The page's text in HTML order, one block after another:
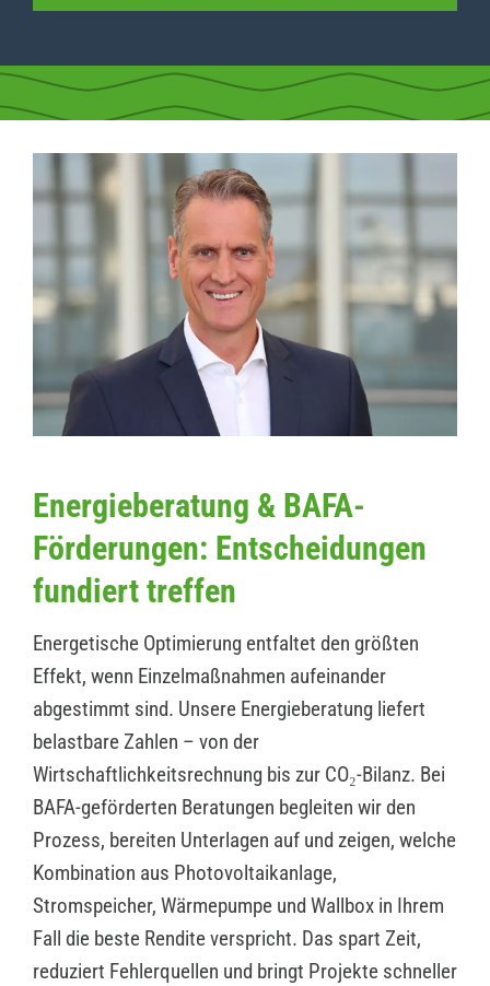
Energieberatung & BAFA-
Förderungen: Entscheidungen
fundiert treffen
Energetische Optimierung entfaltet den größten
Effekt, wenn Einzelmaßnahmen aufeinander
abgestimmt sind. Unsere Energieberatung liefert
belastbare Zahlen – von der
Wirtschaftlichkeitsrechnung bis zur CO₂-Bilanz. Bei
BAFA-geförderten Beratungen begleiten wir den
Prozess, bereiten Unterlagen auf und zeigen, welche
Kombination aus Photovoltaikanlage,
Stromspeicher, Wärmepumpe und Wallbox in Ihrem
Fall die beste Rendite verspricht. Das spart Zeit,
reduziert Fehlerquellen und bringt Projekte schneller